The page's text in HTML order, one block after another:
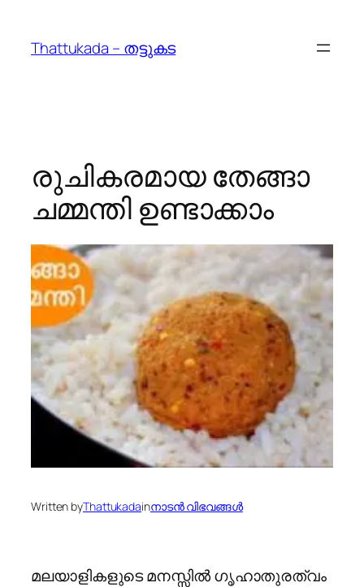
content
Thattukada – തട്ടുകട
രുചികരമായ തേങ്ങാ
ചമ്മന്തി ഉണ്ടാക്കാം
Written byThattukadainനാടന്‍ വിഭവങ്ങള്‍
മലയാളികളുടെ മനസ്സില്‍ ഗൃഹാതുരത്വം